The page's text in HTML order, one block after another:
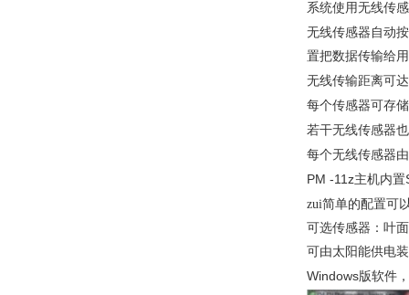
系统使用无线传
无线传感器自动
置把数据传输给
无线传输距离可达
每个传感器可存
若干无线传感器
每个无线传感器由
PM -11z主机内置
zui简单的配置可
可选传感器：叶
可由太阳能供电
Windows版软件